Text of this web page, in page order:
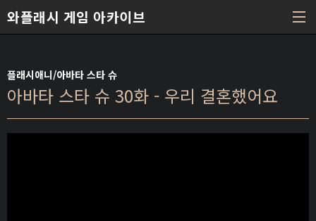
와플래시 게임 아카이브
플래시애니/아바타 스타 슈
아바타 스타 슈 30화 - 우리 결혼했어요